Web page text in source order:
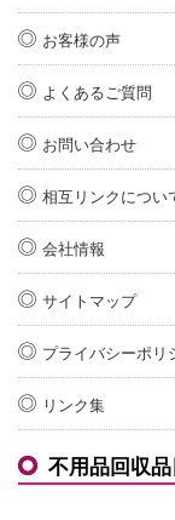
お客様の声
よくあるご質問
お問い合わせ
相互リンクについ
会社情報
サイトマップ
プライバシーポリ
リンク集
不用品回収